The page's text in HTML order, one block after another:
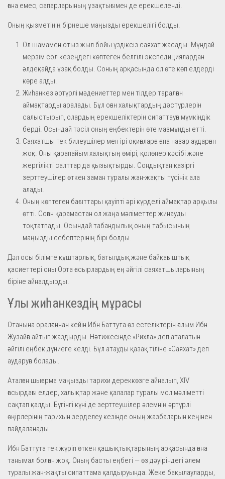
ғана емес, сапарларының ұзақтығымен де ерекшеленді.
Оның қызметінің бірнеше маңызды ерекшелігі болды.
Ол шамамен отыз жыл бойы үздіксіз саяхат жасады. Мұндай
мерзім сол кезеңдегі көптеген белгілі экспедициялардан
әлдеқайда ұзақ болды. Соның арқасында ол өте көп елдерді
көре алды.
Жиһанкез әртүрлі мәдениеттер мен тілдер таралған
аймақтарды аралады. Бұл оған халықтардың дәстүрлерін
салыстырып, олардың ерекшеліктерін сипаттауға мүмкіндік
берді. Осындай тәсіл оның еңбектерін өте мазмұнды етті.
Саяхатшы тек билеушілер мен ірі оқиғаларға ғана назар аударған
жоқ. Оны қарапайым халықтың өмірі, қолөнер кәсібі және
жергілікті салттар да қызықтырды. Сондықтан қазіргі
зерттеушілер өткен заман туралы жан-жақты түсінік ала
алады.
Оның көптеген бағыттары қауіпті әрі күрделі аймақтар арқылы
өтті. Соған қарамастан ол жаңа мәліметтер жинауды
тоқтатпады. Осындай табандылық оның табысының
маңызды себептерінің бірі болды.
Дәл осы білімге құштарлық, батылдық және байқағыштық
қасиеттері оны Орта ғасырлардың ең әйгілі саяхатшыларының
біріне айналдырды.
Ұлы жиһанкездің мұрасы
Отанына оралғаннан кейін Ибн Баттута өз естеліктерін ғалым Ибн
Жузайға айтып жаздырды. Нәтижесінде «Рихла» деп аталатын
әйгілі еңбек дүниеге келді. Бұл атауды қазақ тіліне «Саяхат» деп
аударуға болады.
Аталған шығарма маңызды тарихи дереккөзге айналып, XIV
ғасырдағы елдер, халықтар және қалалар туралы мол мәліметті
сақтап қалды. Бүгінгі күні де зерттеушілер әлемнің әртүрлі
өңірлерінің тарихын зерделеу кезінде оның жазбаларын кеңінен
пайдаланады.
Ибн Баттута тек жүріп өткен қашықтықтарының арқасында ғана
танымал болған жоқ. Оның басты еңбегі — өз дәуіріндегі әлем
туралы жан-жақты сипаттама қалдыруында. Жеке бақылауларды,